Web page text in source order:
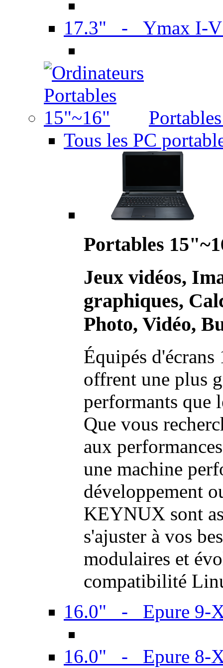
17.3" - Ymax I-
Tous les PC
Portables
Jeux vidéos,
graphiques,
Photo, Vidéo,
Équipés
offrent une plus
performants que
Que vous
aux
une machine
développement
KEYNUX sont
s'ajuster à vos
modulaires et
compatibilité
16.0" - Epure 9-
16.0" - Epure 8-